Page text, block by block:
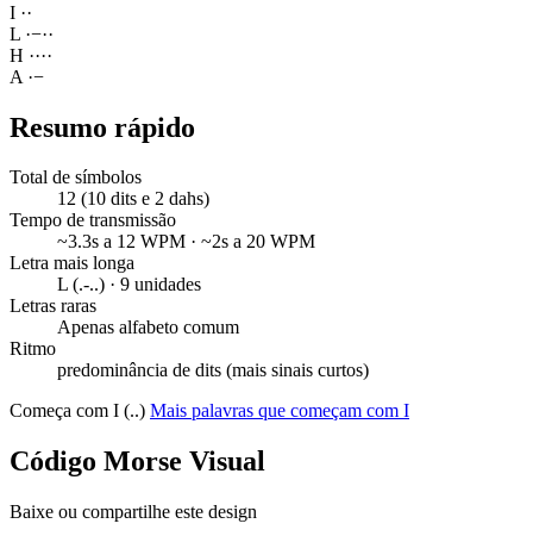
I ··
L ·−··
H ····
A ·−
Resumo rápido
Total de símbolos
12 (10 dits e 2 dahs)
Tempo de transmissão
~3.3s a 12 WPM · ~2s a 20 WPM
Letra mais longa
L (.-..) · 9 unidades
Letras raras
Apenas alfabeto comum
Ritmo
predominância de dits (mais sinais curtos)
Começa com I (..) Mais palavras que começam com I
Código Morse Visual
Baixe ou compartilhe este design